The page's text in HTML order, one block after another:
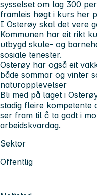
sysselset om lag 300
framleis høgt i kurs her
I Osterøy skal det vere
Kommunen har eit rikt
utbygd skule- og
sosiale tenester.
Osterøy har også eit
både sommar og vinter
naturopplevelser
Bli med på laget i
stadig fleire kompetente
ser fram til å ta godt i
arbeidskvardag.
Sektor
Offentlig